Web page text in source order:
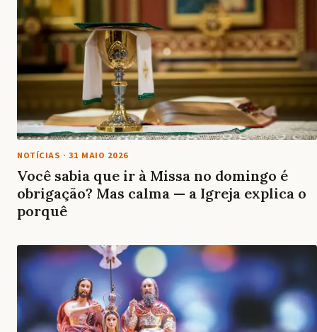
NOTÍCIAS · 31 MAIO 2026
Você sabia que ir à Missa no domingo é
obrigação? Mas calma — a Igreja explica o
porquê